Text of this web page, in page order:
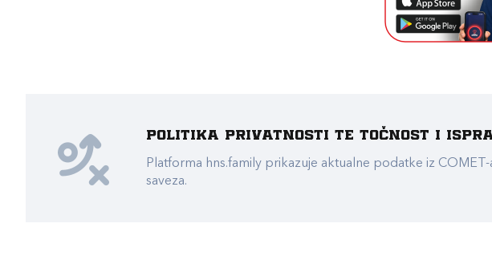
Politika privatnosti te točnost i
Platforma hns.family prikazuje aktualne podatke iz
saveza.